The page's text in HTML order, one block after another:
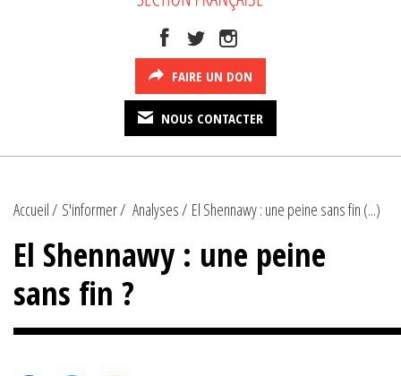
FAIRE UN DON
NOUS CONTACTER
Accueil S'informer Analyses El Shennawy : une peine sans fin (...)
El Shennawy : une peine
sans fin ?